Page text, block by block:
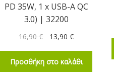
PD 35W, 1 x USB-A QC
3.0) | 32200
16,90€ 13,90 €
Προσθήκη στο καλάθι